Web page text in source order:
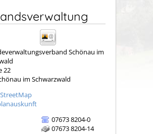
Schönau im
22
im Schwarzwald
07673 8204-0
07673 8204-14